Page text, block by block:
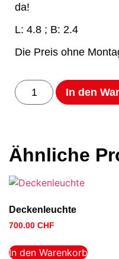
da!
L: 4.8 ; B: 2.4
Die Preis ohne
In den
Ähnliche
Deckenleuchte
700.00 CHF
In den Warenkorb